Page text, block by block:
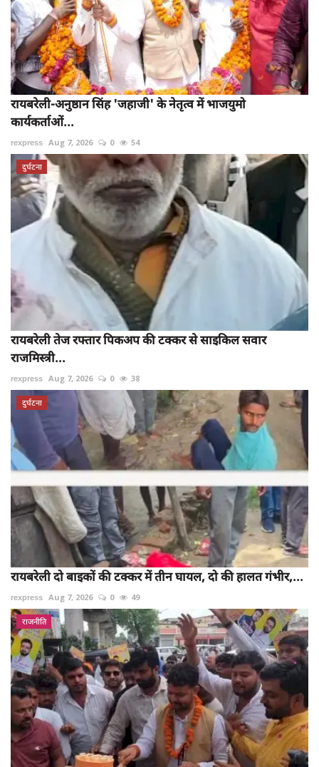
रायबरेली-अनुष्ठान सिंह 'जहाजी' के नेतृत्व में भाजयुमो
कार्यकर्ताओं...
rexpress Aug 7, 2026 0 54
दुर्घटना
रायबरेली तेज रफ्तार पिकअप की टक्कर से साइकिल सवार
राजमिस्त्री...
rexpress Aug 7, 2026 0 38
दुर्घटना
रायबरेली दो बाइकों की टक्कर में तीन घायल, दो की हालत गंभीर,...
rexpress Aug 7, 2026 0 49
राजनीति